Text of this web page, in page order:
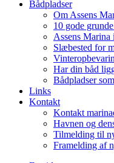
Bådpladser
Om Assens
10 gode
Assens
Slæbested for
Har din båd
Bådpladser
Links
Kontakt
Kontakt
Havnen og
Tilmelding til
Framelding af